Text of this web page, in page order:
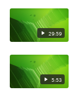
29:59
5:53